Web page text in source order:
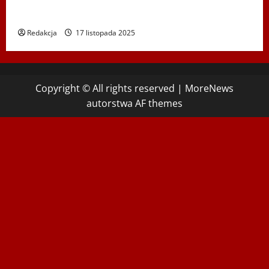
Redakcja 17 listopada 2025
Copyright © All rights reserved | MoreNews
autorstwa AF themes